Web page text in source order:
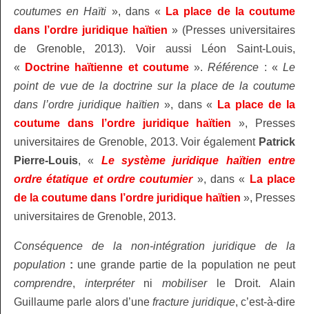
coutumes en Haïti », dans «
La place de la coutume
dans l’ordre juridique haïtien » (Presses universitaires
de Grenoble, 2013). Voir aussi Léon Saint‑Louis,
«
Doctrine haïtienne et coutume ».Référence : «Le
point de vue de la doctrine sur la place de la coutume
dans l’ordre juridique haïtien», dans «
La place de la
coutume dans l’ordre juridique haïtien
», Presses
universitaires de Grenoble, 2013. Voir également Patrick
Pierre‑Louis, « Le système juridique haïtien entre
ordre étatique et ordre coutumier », dans «
La place
de la coutume dans l’ordre juridique haïtien », Presses
universitaires de Grenoble, 2013.
Conséquence de la
non‑intégration juridique de la
population : une grande partie de la population ne peut
comprendre, interpréternimobiliserle Droit. Alain
Guillaume parle alors d’unefracture juridique, c’est‑à‑dire